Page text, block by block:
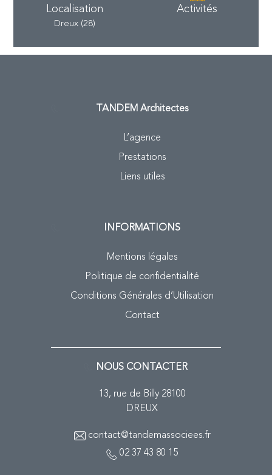
Localisation
Dreux (28)
Activités
TANDEM Architectes
L’agence
Prestations
Liens utiles
INFORMATIONS
Mentions légales
Politique de confidentialité
Conditions Générales d’Utilisation
Contact
NOUS CONTACTER
13, rue de Billy 28100
DREUX
contact@tandemassociees.fr
02 37 43 80 15